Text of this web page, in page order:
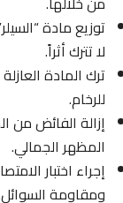
توزيع مادة
لا تترك أثراً.
ترك المادة العازلة
للرخام.
إزالة الفائض من
المظهر الجمالي.
إجراء اختبار
ومقاومة السوائل.